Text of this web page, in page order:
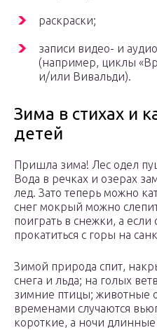
раскраски;
записи видео- и
(например, циклы
и/или Вивальди).
Зима в стихах и
детей
Пришла зима! Лес одел
Вода в речках и озерах
лед. Зато теперь можно
снег мокрый можно
поиграть в снежки, а если
прокатиться с горы на
Зимой природа спит,
снега и льда; на голых
зимние птицы; животные
временами случаются
короткие, а ночи